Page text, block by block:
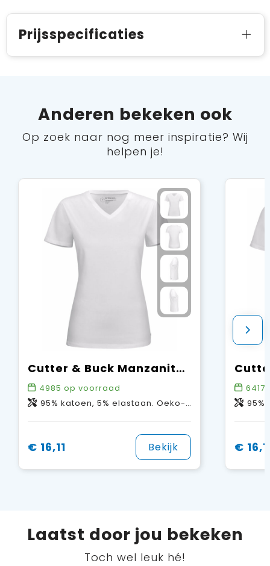
Prijsspecificaties
Anderen bekeken ook
Op zoek naar nog meer inspiratie? Wij
helpen je!
Cutter & Buck Manzanita T-shirt Dames
4985 op voorraad
95% katoen, 5% elastaan. Oeko-Tex® Standard 100.
€ 16,11 Bekijk
6417
95%
€
Laatst door jou bekeken
Toch wel leuk hé!